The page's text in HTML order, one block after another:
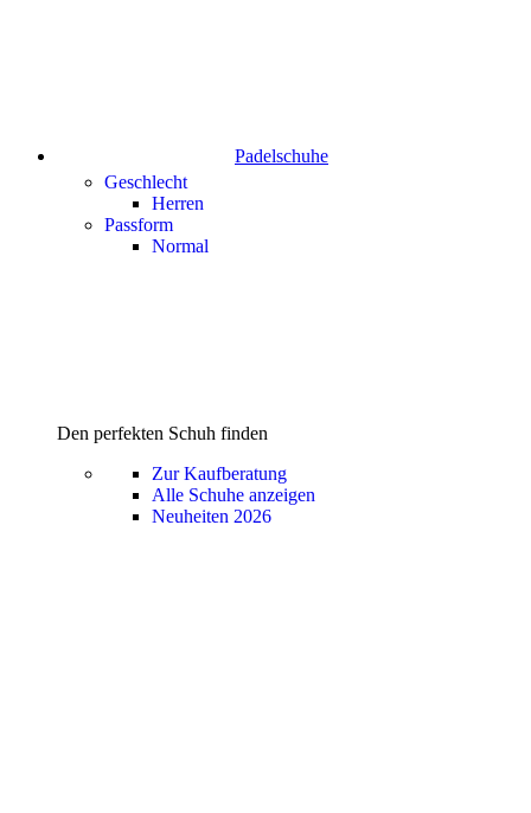
Padelschuhe
Geschlecht
Herren
Passform
Normal
Den perfekten Schuh finden
Zur Kaufberatung
Alle Schuhe anzeigen
Neuheiten 2026